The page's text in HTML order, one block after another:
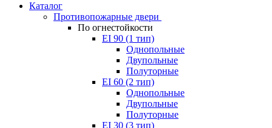
Каталог
Противопожарные двери
По огнестойкости
EI 90 (1 тип)
Однопольные
Двупольные
Полуторные
EI 60 (2 тип)
Однопольные
Двупольные
Полуторные
EI 30 (3 тип)